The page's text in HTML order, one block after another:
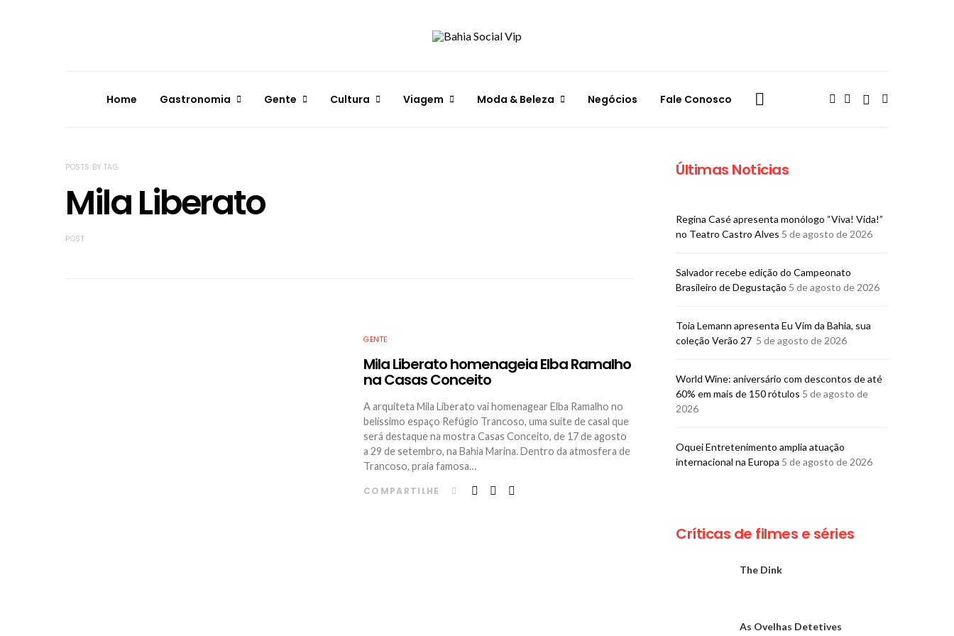
Home Gastronomia Gente Cultura Viagem Moda & Beleza Negócios Fale Conosco
POSTS BY TAG
Mila Liberato
POST
GENTE
Mila Liberato homenageia Elba Ramalho
na Casas Conceito
A arquiteta Mila Liberato vai homenagear Elba Ramalho no
belíssimo espaço Refúgio Trancoso, uma suíte de casal que
será destaque na mostra Casas Conceito, de 17 de agosto
a 29 de setembro, na Bahia Marina. Dentro da atmosfera de
Trancoso, praia famosa…
COMPARTILHE
Últimas Notícias
Regina Casé apresenta monólogo “Viva! Vida!”
no Teatro Castro Alves 5 de agosto de 2026
​Salvador recebe edição do Campeonato
Brasileiro de Degustação 5 de agosto de 2026
Toia Lemann apresenta Eu Vim da Bahia, sua
coleção Verão 27 5 de agosto de 2026
World Wine: aniversário com descontos de até
60% em mais de 150 rótulos 5 de agosto de
2026
Oquei Entretenimento amplia atuação
internacional na Europa 5 de agosto de 2026
Críticas de filmes e séries
The Dink
As Ovelhas Detetives